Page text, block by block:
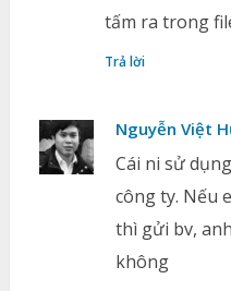
tấm ra trong
Trả lời
Nguyễn Việt
Cái ni sử
công ty. Nếu
thì gửi bv,
không